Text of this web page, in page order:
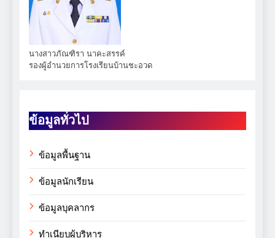
นางสาวภัณฑิรา นาคะสรรค์
รองผู้อำนวยการโรงเรียนบ้านชะอวด
ข้อมูลทั่วไป
ข้อมูลพื้นฐาน
ข้อมูลนักเรียน
ข้อมูลบุคลากร
ทำเนียบผู้บริหาร